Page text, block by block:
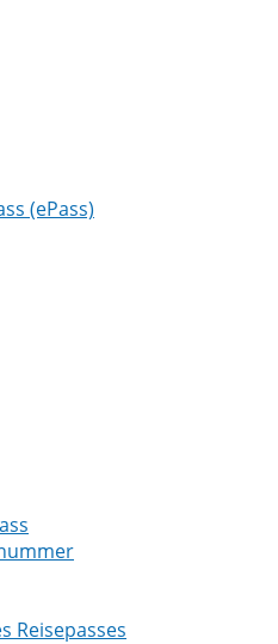
(ePass)
Reisepasses